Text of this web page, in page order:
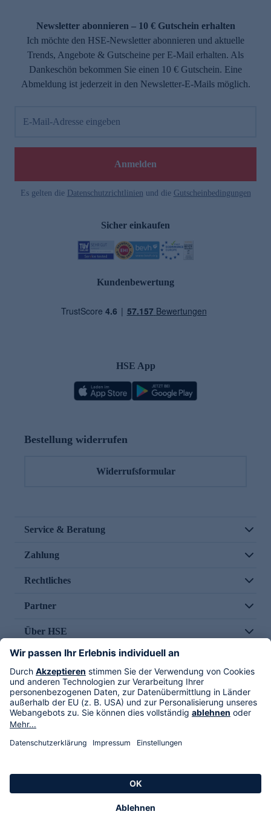
Newsletter abonnieren – 10 € Gutschein erhalten
Ich möchte den HSE-Newsletter abonnieren und aktuelle
Trends, Angebote & Gutscheine per E-Mail erhalten. Als
Dankeschön bekommen Sie einen 10 € Gutschein. Eine
Abmeldung ist jederzeit in den Newsletter-E-Mails möglich.
E-Mail-Adresse eingeben
Anmelden
Es gelten die Datenschutzrichtlinien und die Gutscheinbedingungen
Sicher einkaufen
Kundenbewertung
HSE App
Bestellung widerrufen
Widerrufsformular
Service & Beratung
Zahlung
Rechtliches
Partner
Über HSE
Im TV
HSE International